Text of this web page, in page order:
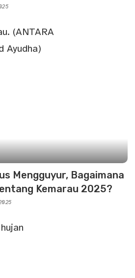
Mengguyur, Bagaimana
Kemarau 2025?